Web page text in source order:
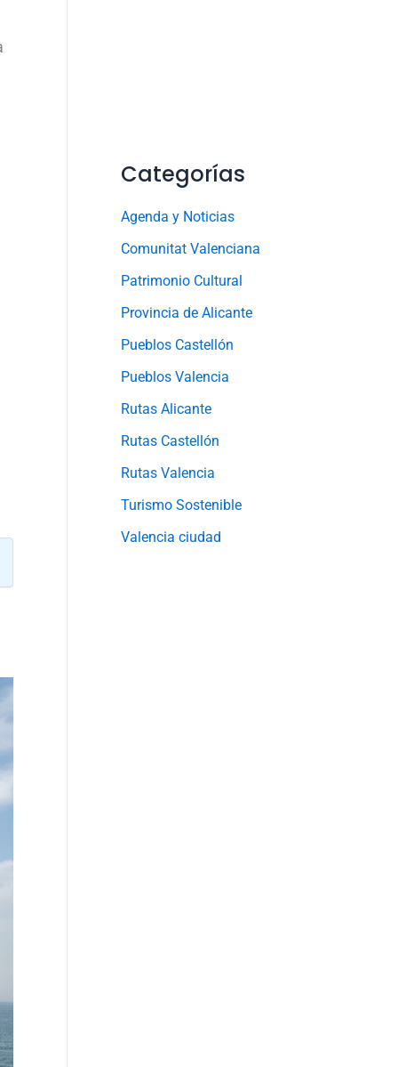
Categorías
Agenda y Noticias
Comunitat Valenciana
Patrimonio Cultural
Provincia de Alicante
Pueblos Castellón
Pueblos Valencia
Rutas Alicante
Rutas Castellón
Rutas Valencia
Turismo Sostenible
Valencia ciudad